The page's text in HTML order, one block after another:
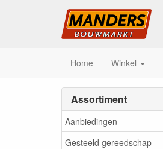
Home Winkel
Assortiment
Aanbiedingen
Gesteeld gereedschap